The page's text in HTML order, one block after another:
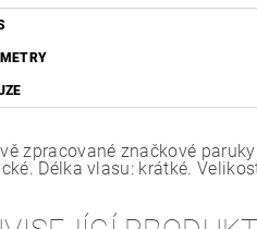
zpracované značkové
Délka vlasu: krátké.